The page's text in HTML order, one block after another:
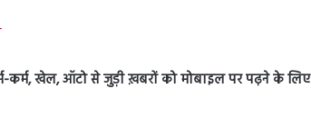
कर्म, खेल, ऑटो से जुड़ी ख़बरों को मोबाइल पर पढ़ने के लिए